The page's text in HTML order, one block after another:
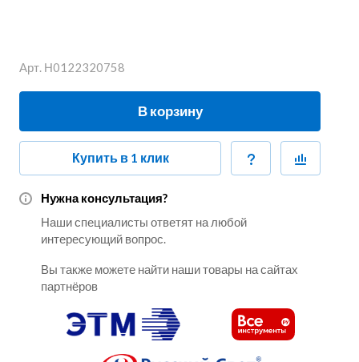
Арт. Н0122320758
В корзину
Купить в 1 клик
Нужна консультация?
Наши специалисты ответят на любой
интересующий вопрос.
Вы также можете найти наши товары на сайтах
партнёров